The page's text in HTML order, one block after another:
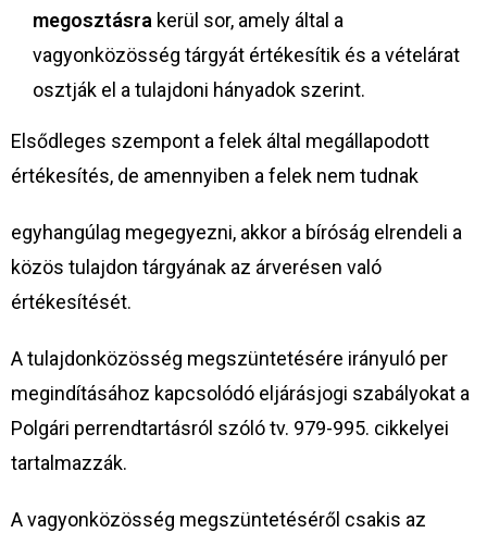
megosztásra kerül sor, amely által a
vagyonközösség tárgyát értékesítik és a vételárat
osztják el a tulajdoni hányadok szerint.
Elsődleges szempont a felek által megállapodott
értékesítés, de amennyiben a felek nem tudnak
egyhangúlag megegyezni, akkor a bíróság elrendeli a
közös tulajdon tárgyának az árverésen való
értékesítését.
A tulajdonközösség megszüntetésére irányuló per
megindításához kapcsolódó eljárásjogi szabályokat a
Polgári perrendtartásról szóló tv. 979-995. cikkelyei
tartalmazzák.
A vagyonközösség megszüntetéséről csakis az